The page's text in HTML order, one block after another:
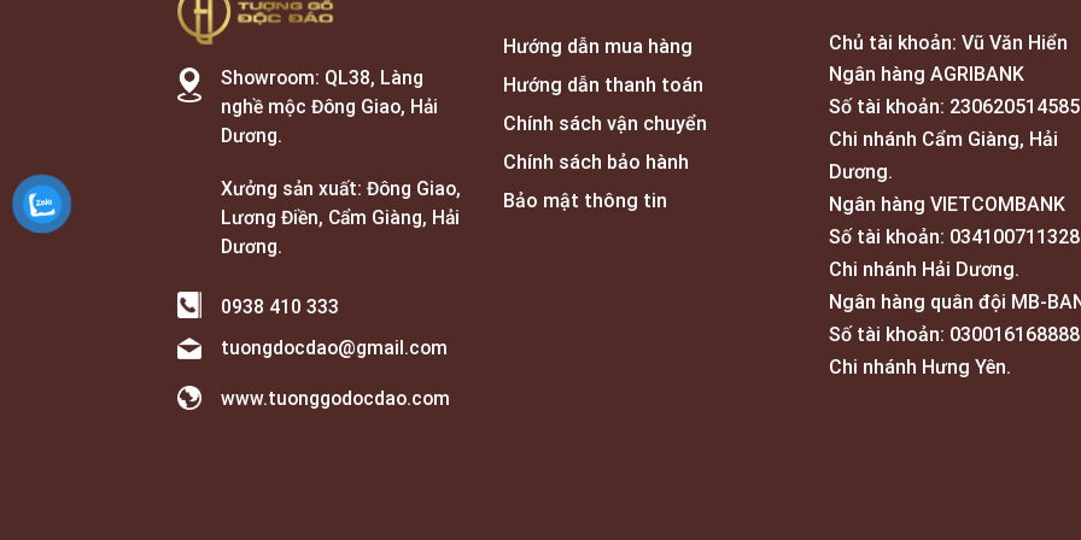
Showroom: QL38, Làng
nghề mộc Đông Giao, Hải
Dương.
Xưởng sản xuất: Đông Giao,
Lương Điền, Cẩm Giàng, Hải
Dương.
0938 410 333
tuongdocdao@gmail.com
www.tuonggodocdao.com
Hướng dẫn mua hàng
Hướng dẫn thanh toán
Chính sách vận chuyển
Chính sách bảo hành
Bảo mật thông tin
Chủ tài khoản: Vũ Văn Hiển
Ngân hàng AGRIBANK
Số tài khoản:
Chi nhánh Cẩm Giàng, Hải
Dương.
Ngân hàng VIETCOMBANK
Số tài khoản:
Chi nhánh Hải Dương.
Ngân hàng quân đội MB-
Số tài khoản:
Chi nhánh Hưng Yên.